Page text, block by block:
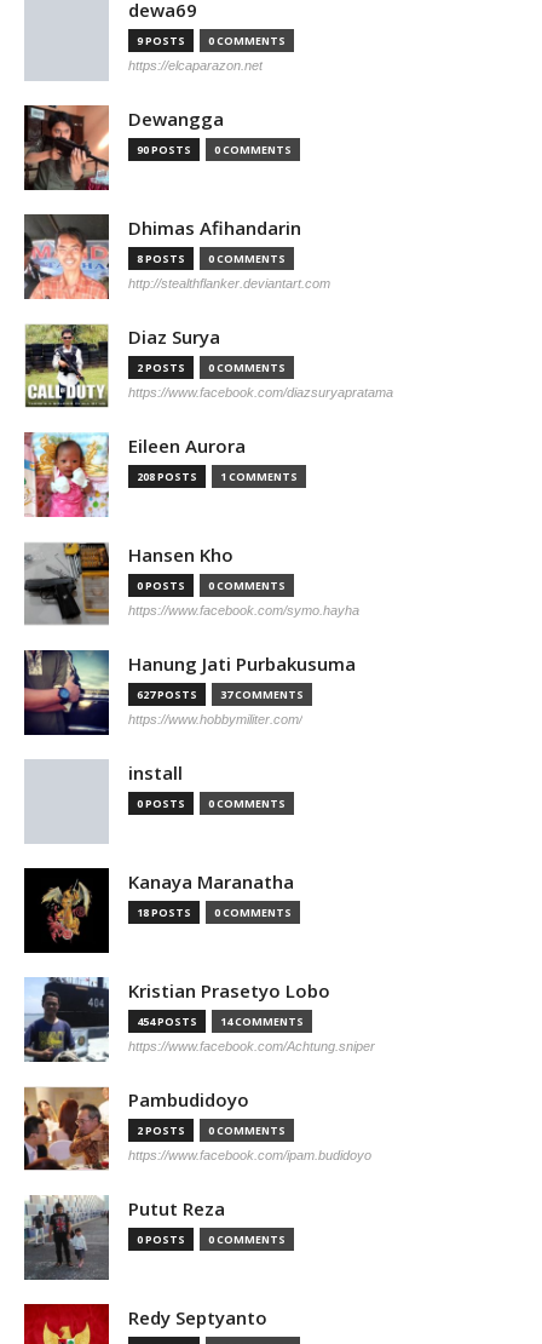
dewa69
9 POSTS 0 COMMENTS
https://elcaparazon.net
Dewangga
90 POSTS 0 COMMENTS
Dhimas Afihandarin
8 POSTS 0 COMMENTS
http://stealthflanker.deviantart.com
Diaz Surya
2 POSTS 0 COMMENTS
https://www.facebook.com/diazsuryapratama
Eileen Aurora
208 POSTS 1 COMMENTS
Hansen Kho
0 POSTS 0 COMMENTS
https://www.facebook.com/symo.hayha
Hanung Jati Purbakusuma
627 POSTS 37 COMMENTS
https://www.hobbymiliter.com/
install
0 POSTS 0 COMMENTS
Kanaya Maranatha
18 POSTS 0 COMMENTS
Kristian Prasetyo Lobo
454 POSTS 14 COMMENTS
https://www.facebook.com/Achtung.sniper
Pambudidoyo
2 POSTS 0 COMMENTS
https://www.facebook.com/ipam.budidoyo
Putut Reza
0 POSTS 0 COMMENTS
Redy Septyanto